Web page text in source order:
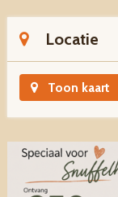
Locatie
Toon kaart